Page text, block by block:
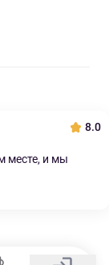
8.0
месте, и мы